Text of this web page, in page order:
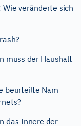
Wie veränderte sich
muss der Haushalt
beurteilte Nam
das Innere der